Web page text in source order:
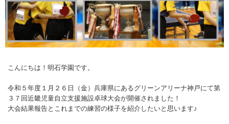
こんにちは！明石学園です。
令和５年度１月２６日（金）兵庫県にあるグリーンアリーナ神戸にて第
３７回近畿児童自立支援施設卓球大会が開催されました！
大会結果報告とこれまでの練習の様子を紹介したいと思います♪